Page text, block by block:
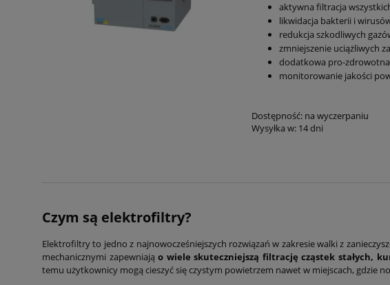
aktywna filtracja
likwidacja bakterii i
redukcja szkodliwych
zmniejszenie uciążliwych
dodatkowa pro-
monitorowanie jakości
Dostępność: na wyczerpaniu
Wysyłka w: 14 dni
Czym są elektrofiltry?
Elektrofiltry to jedno z najnowocześniejszych rozwiązań w zakresie walki z
mechanicznymi zapewniająo wiele skuteczniejszą filtrację cząstek stałych,
temu użytkownicy mogą cieszyć się czystym powietrzem nawet w miejscach, gdzie